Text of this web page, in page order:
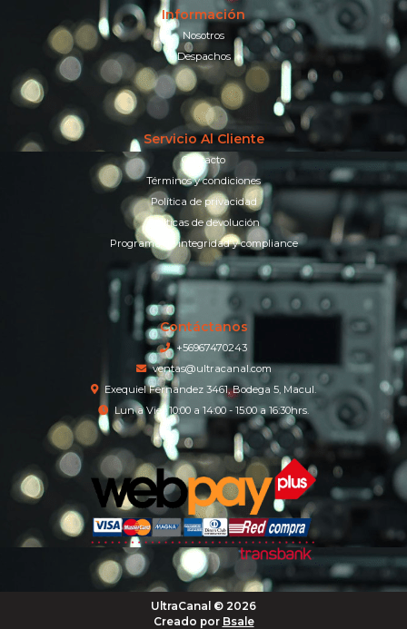
Información
Nosotros
Despachos
Servicio Al Cliente
Contacto
Términos y condiciones
Política de privacidad
Políticas de devolución
Programa de integridad y compliance
Contáctanos
+56967470243
ventas@ultracanal.com
Exequiel Fernandez 3461, Bodega 5, Macul.
Lun a Vier 10:00 a 14:00 - 15:00 a 16:30hrs.
UltraCanal © 2026
Creado por Bsale